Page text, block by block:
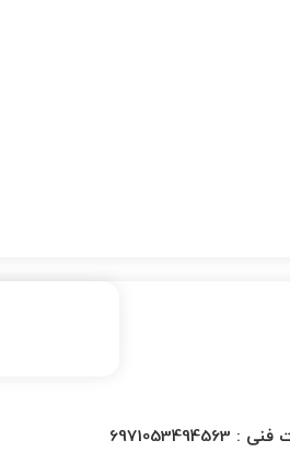
فنی : 6971053494563